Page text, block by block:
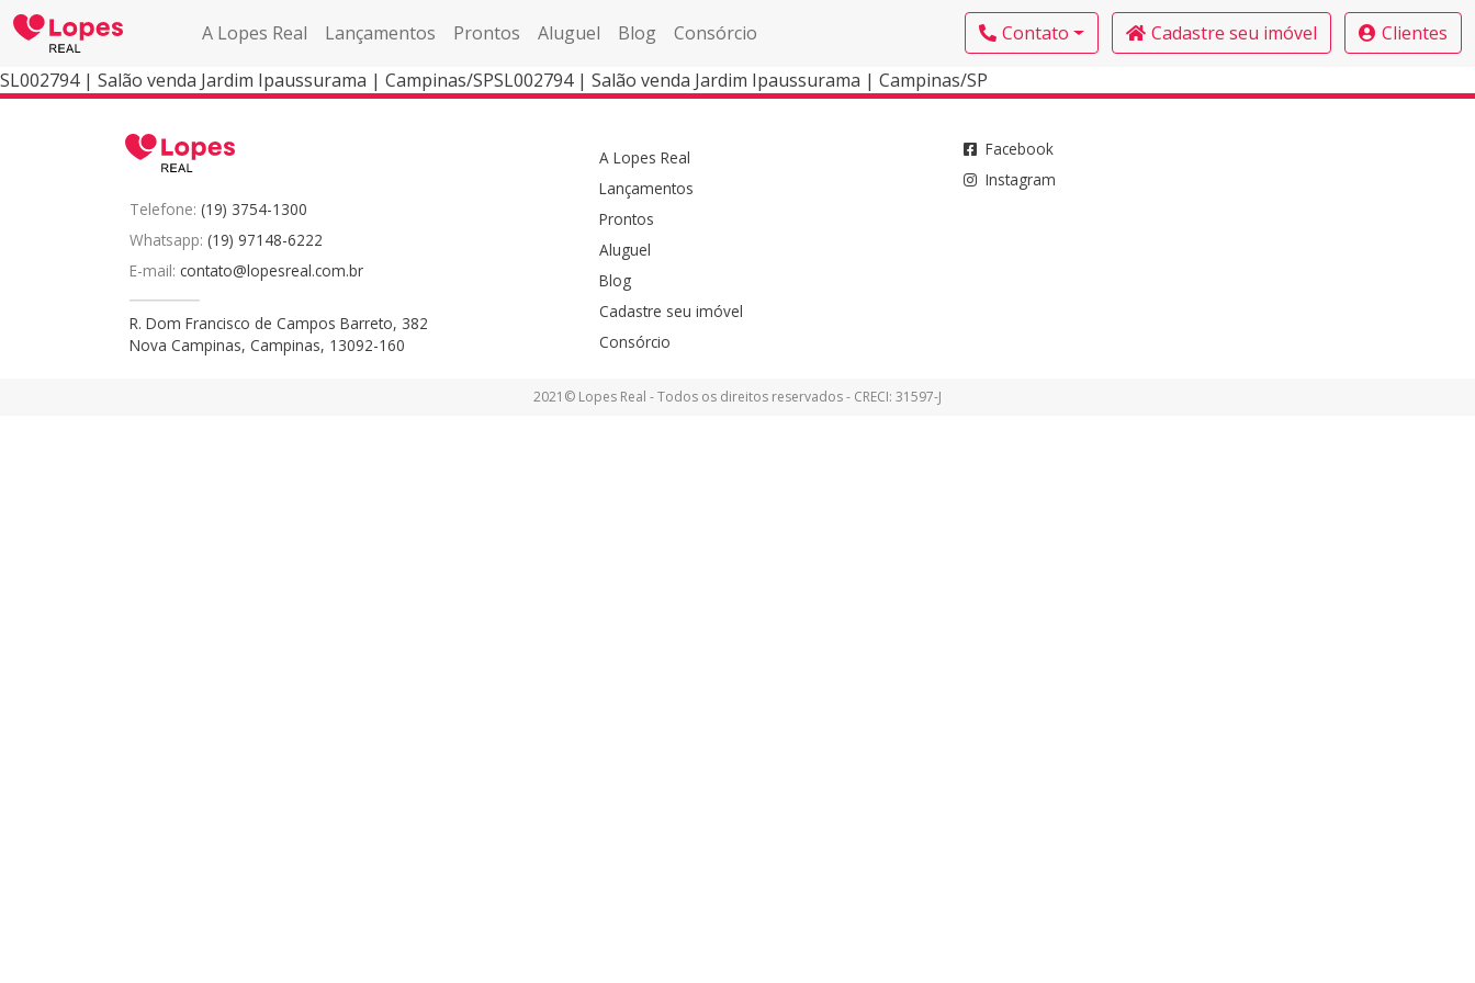
A Lopes Real Lançamentos Prontos Aluguel Blog Consórcio Contato Cadastre seu imóvel
Clientes
SL002794 | Salão venda Jardim Ipaussurama | Campinas/SPSL002794 | Salão venda Jardim Ipaussurama | Campinas/SP
Telefone: (19) 3754-1300
Whatsapp: (19) 97148-6222
E-mail: contato@lopesreal.com.br
R. Dom Francisco de Campos Barreto, 382
Nova Campinas, Campinas, 13092-160
A Lopes Real
Lançamentos
Prontos
Aluguel
Blog
Cadastre seu imóvel
Consórcio
Facebook
Instagram
2021© Lopes Real - Todos os direitos reservados - CRECI: 31597-J